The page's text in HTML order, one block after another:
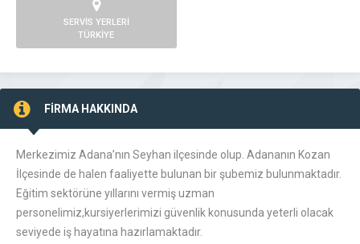
SERVİS YERLERİ
TÜRKİYE
FİRMA HAKKINDA
Merkezimiz Adana’nın Seyhan ilçesinde olup. Adananın Kozan
İlçesinde de halen faaliyette bulunan bir şubemiz bulunmaktadır.
Eğitim sektörüne yıllarını vermiş uzman
personelimiz,kursiyerlerimizi güvenlik konusunda yeterli olacak
seviyede iş hayatına hazırlamaktadır.